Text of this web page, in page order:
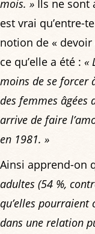
mois. » Ils ne sont
est vrai qu’entre-
notion de «
ce qu’elle a été : «
moins de se forcer
des femmes âgées
arrive de faire
en 1981. »
Ainsi apprend-on
adultes (54 %,
qu’elles pourraient
dans une relation